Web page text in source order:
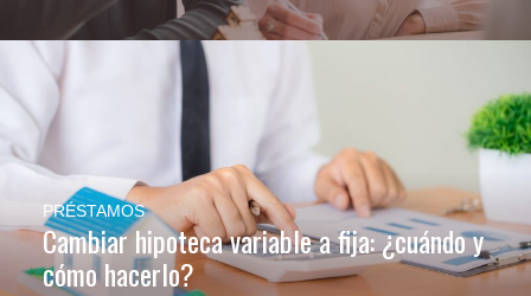
Cambiar hipoteca variable a fija: ¿cuándo y
cómo hacerlo?
PRÉSTAMOS